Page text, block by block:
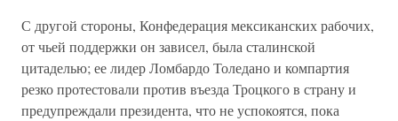
С другой стороны, Конфедерация мексиканских рабочих,
от чьей поддержки он зависел, была сталинской
цитаделью; ее лидер Ломбардо Толедано и компартия
резко протестовали против въезда Троцкого в страну и
предупреждали президента, что не успокоятся, пока